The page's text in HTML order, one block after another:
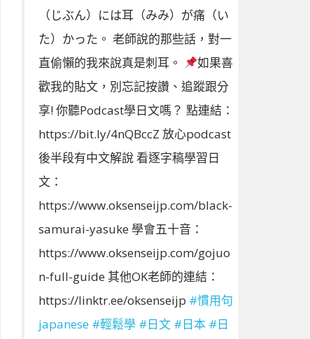
（じぶん）には耳（みみ）が痛（い
た）かった。 老師說的那些話，對一
直偷懶的我來說真是刺耳。
如果喜
歡我的貼文，別忘記按讚、追蹤跟分
享! 你聽Podcast學日文嗎？ 點連結：
https://bit.ly/4nQBccZ 放心podcast
後半段有中文解說 看逐字稿學習日
文：
https://www.oksenseijp.com/black-
samurai-yasuke 學會五十音：
https://www.oksenseijp.com/gojuo
n-full-guide 其他OK老師的連結：
https://linktr.ee/oksenseijp #慣用句
japanese #輕鬆學 #日文 #日本 #日